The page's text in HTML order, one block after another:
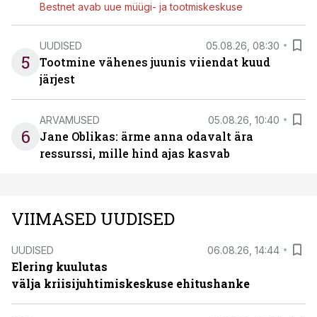
Bestnet avab uue müügi- ja tootmiskeskuse
5
UUDISED 05.08.26, 08:30
Tootmine vähenes juunis viiendat kuud
järjest
6
ARVAMUSED 05.08.26, 10:40
Jane Oblikas: ärme anna odavalt ära
ressurssi, mille hind ajas kasvab
VIIMASED UUDISED
UUDISED 06.08.26, 14:44
Elering kuulutas
välja kriisijuhtimiskeskuse ehitushanke